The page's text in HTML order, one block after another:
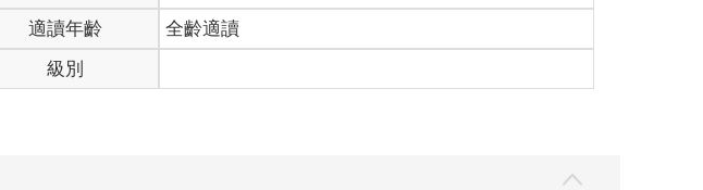
適讀年齡
全齡適讀
級別